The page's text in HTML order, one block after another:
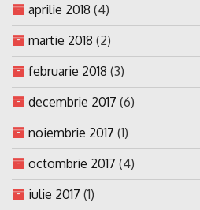
aprilie 2018 (4)
martie 2018 (2)
februarie 2018 (3)
decembrie 2017 (6)
noiembrie 2017 (1)
octombrie 2017 (4)
iulie 2017 (1)